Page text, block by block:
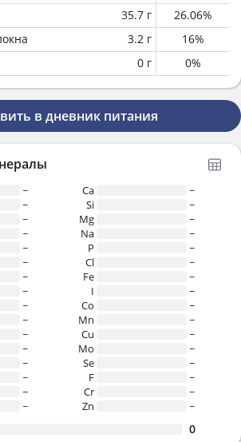
35.7 г 26.06%
3.2 г 16%
0 г 0%
в дневник питания
~
~
~
~
~
~
~
~
~
~
~
~
~
~
~
~
Ca
~
Si
~
Mg
~
Na
~
P
~
Cl
~
Fe
~
I
~
Co
~
Mn
~
Cu
~
Mo
~
Se
~
F
~
Cr
~
Zn
~
0